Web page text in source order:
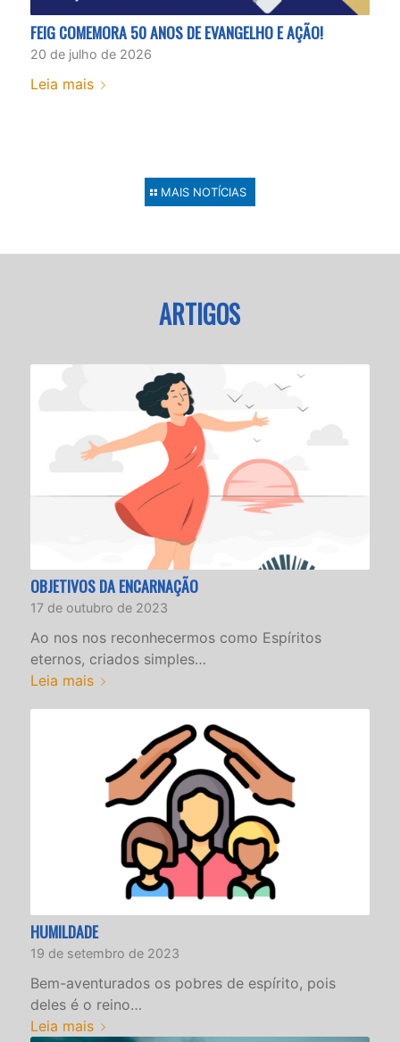
FEIG COMEMORA 50 ANOS DE EVANGELHO E AÇÃO!
20 de julho de 2026
Leia mais
MAIS NOTÍCIAS
ARTIGOS
OBJETIVOS DA ENCARNAÇÃO
17 de outubro de 2023
Ao nos nos reconhecermos como Espíritos
eternos, criados simples…
Leia mais
HUMILDADE
19 de setembro de 2023
Bem-aventurados os pobres de espírito, pois
deles é o reino…
Leia mais